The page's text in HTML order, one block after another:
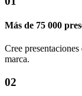
Más de 75 000
Cree
marca.
02